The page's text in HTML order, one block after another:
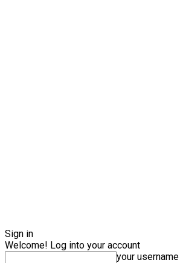
Sign in
Welcome! Log into your account
your username